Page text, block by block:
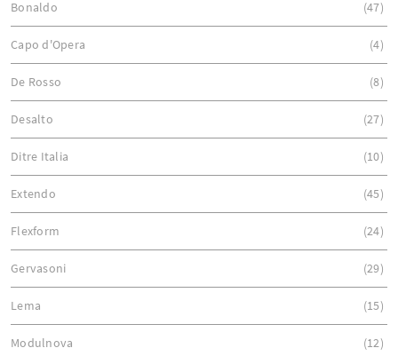
Bonaldo 47
Capo d'Opera 4
De Rosso 8
Desalto 27
Ditre Italia 10
Extendo 45
Flexform 24
Gervasoni 29
Lema 15
Modulnova 12